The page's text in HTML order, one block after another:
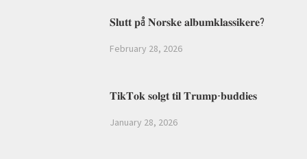
𝐒𝐥𝐮𝐭𝐭 𝐩å 𝐍𝐨𝐫𝐬𝐤𝐞 𝐚𝐥𝐛𝐮𝐦𝐤𝐥𝐚𝐬𝐬𝐢𝐤𝐞𝐫𝐞?
February 28, 2026
𝐓𝐢𝐤𝐓𝐨𝐤 𝐬𝐨𝐥𝐠𝐭 𝐭𝐢𝐥 𝐓𝐫𝐮𝐦𝐩-𝐛𝐮𝐝𝐝𝐢𝐞𝐬
January 28, 2026